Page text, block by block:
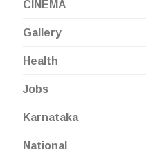
CINEMA
Gallery
Health
Jobs
Karnataka
National